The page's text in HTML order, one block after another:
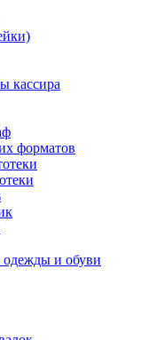
кассира
форматов
и обуви